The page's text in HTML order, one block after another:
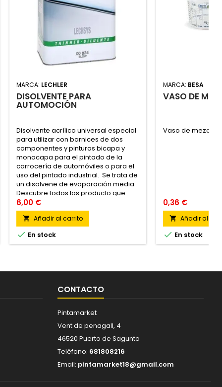
MARCA: LECHLER
DISOLVENTE PARA
AUTOMOCIÓN
Disolvente acrílico universal especial
para utilizar con barnices de dos
componentes y pinturas bicapa y
monocapa para el pintado de la
carrocería de automóviles o para el
uso del pintado industrial. Se trata de
un disolvene de evaporación media.
Descubre todos los producto que
tenemos para el pintado del
automóvil del automovil haciendo clic
aquí.
6,00 €
 Añadir al carrito
 En stock
MARCA: BESA
VASO DE
Vaso de mezclas
0,36 €
 Añadir al
 En stock
CONTACTO
Pintamarket
Vent de penagall, 4
46520 Puerto de Sagunto
Teléfono: 681808216
Email: pintamarket18@gmail.com